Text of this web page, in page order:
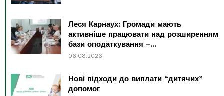
Леся Карнаух: Громади мають
активніше працювати над розширенням
бази оподаткування –...
06.08.2026
Нові підходи до виплати “дитячих”
допомог